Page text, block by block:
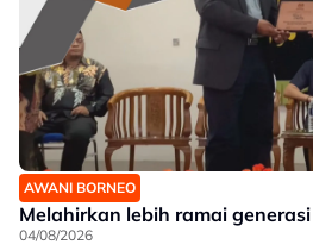
AWANI BORNEO
Melahirkan lebih ramai generasi
04/08/2026